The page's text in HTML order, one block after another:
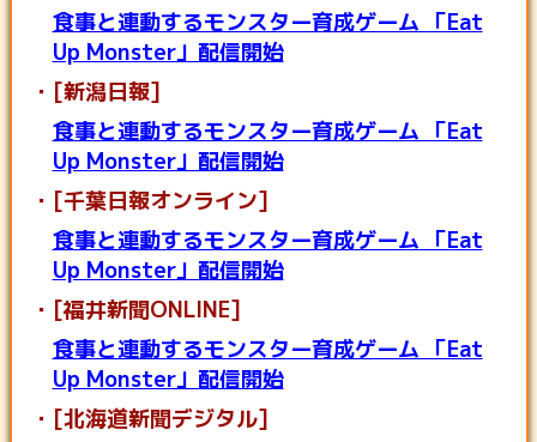
食事と連動するモンスター育成ゲーム 「Eat
Up Monster」配信開始
[新潟日報]
食事と連動するモンスター育成ゲーム 「Eat
Up Monster」配信開始
[千葉日報オンライン]
食事と連動するモンスター育成ゲーム 「Eat
Up Monster」配信開始
[福井新聞ONLINE]
食事と連動するモンスター育成ゲーム 「Eat
Up Monster」配信開始
[北海道新聞デジタル]